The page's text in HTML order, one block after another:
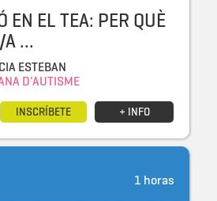
EN EL TEA: PER QUÈ
...
ESTEBAN
D'AUTISME
+ INFO
INSCRÍBETE
1 horas